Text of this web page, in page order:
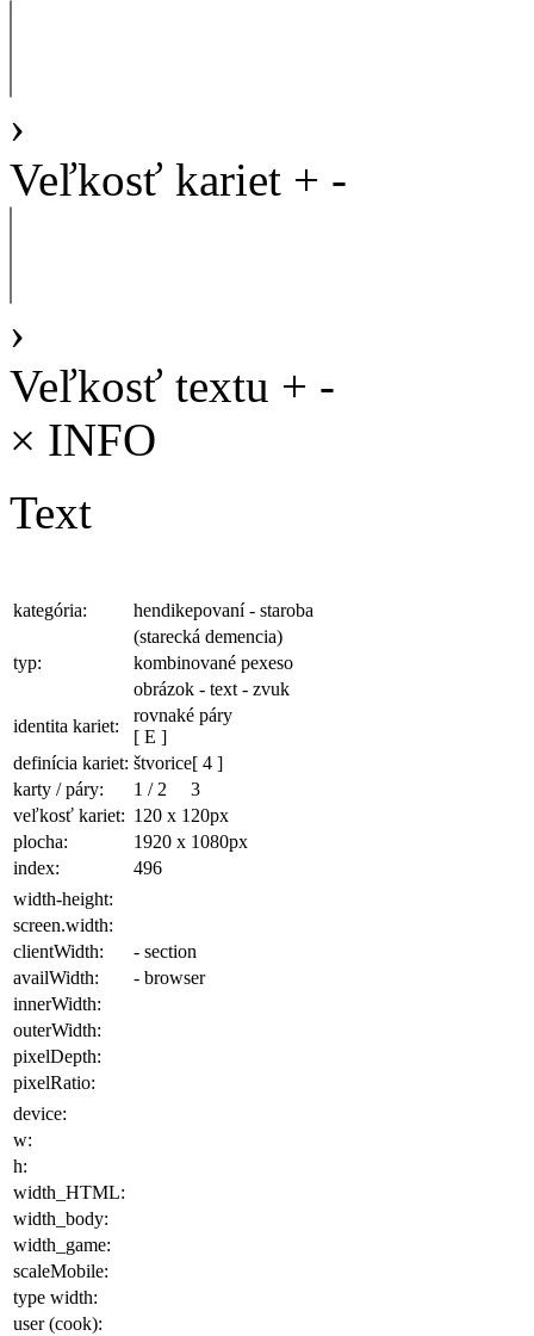
›
Veľkosť kariet + -
›
Veľkosť textu + -
× INFO
Text
kategória:
hendikepovaní - staroba
(starecká demencia)
typ:
kombinované pexeso
obrázok - text - zvuk
identita kariet:
rovnaké páry
[ E ]
definícia kariet: štvorice[ 4 ]
karty / páry:
1 / 2
3
veľkosť kariet: 120 x 120px
plocha: 1920 x 1080px
index:
496
width-height:
screen.width:
clientWidth:
- section
availWidth:
- browser
innerWidth:
outerWidth:
pixelDepth:
pixelRatio:
device:
w:
h:
width_HTML:
width_body:
width_game:
scaleMobile:
type width:
user (cook):